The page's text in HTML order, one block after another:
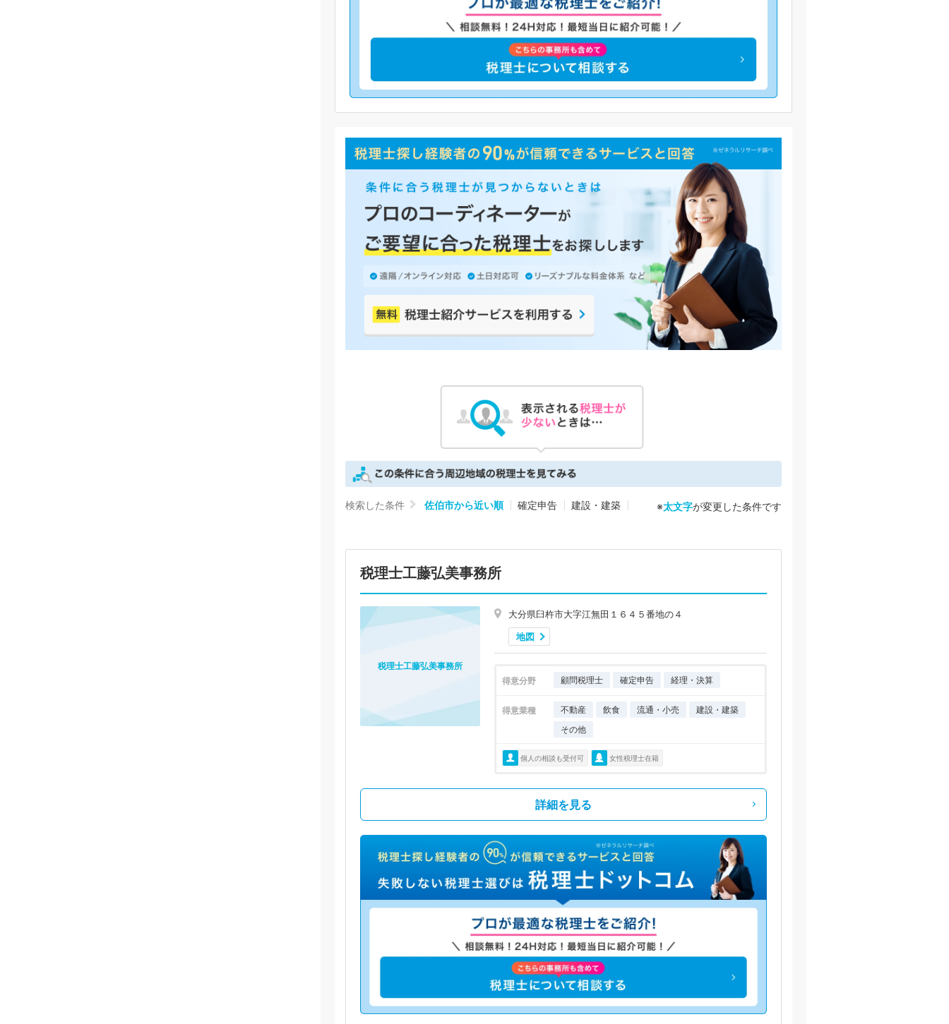
検索した条件 佐伯市から近い順 確定申告 建設・建築 ※太文字が変更した条件です
税理士工藤弘美事務所
大分県臼杵市大字江無田１６４５番地の４
地図
得意分野 顧問税理士 確定申告 経理・決算
得意業種 不動産 飲食 流通・小売
建設・建築
その他
個人の相談も受付可 女性税理士在籍
税理士工藤弘美事務所
詳細を見る